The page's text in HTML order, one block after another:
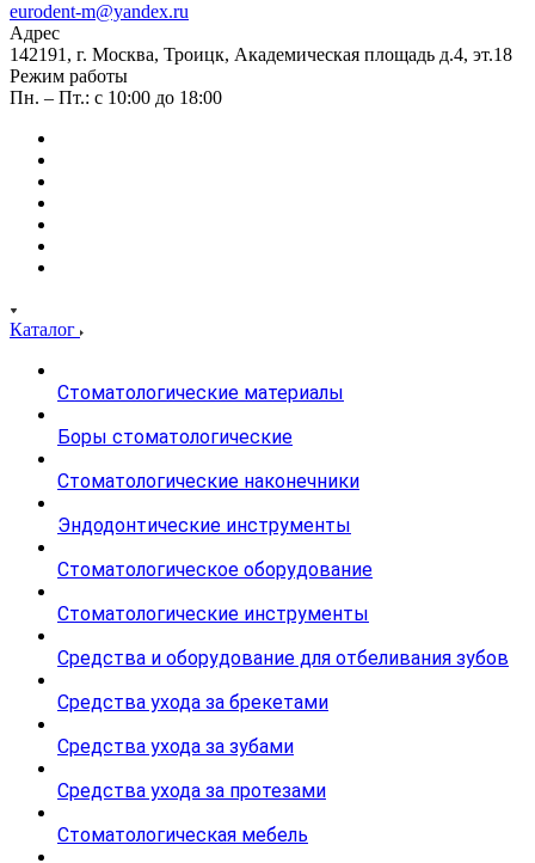
eurodent-m@yandex.ru
Адрес
142191, г. Москва, Троицк, Академическая площадь д.4, эт.18
Режим работы
Пн. – Пт.: с 10:00 до 18:00
Каталог
Стоматологические материалы
Боры стоматологические
Стоматологические наконечники
Эндодонтические инструменты
Стоматологическое оборудование
Стоматологические инструменты
Средства и оборудование для отбеливания зубов
Средства ухода за брекетами
Средства ухода за зубами
Средства ухода за протезами
Стоматологическая мебель